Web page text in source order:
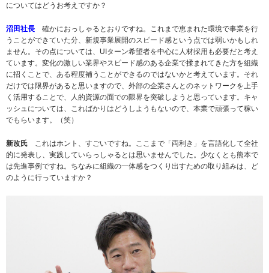
についてはどうお考えですか？
沼田社長 確かにおっしゃるとおりですね。これまで恵まれた環境で事業を行
うことができていた分、新規事業展開のスピード感という点では弱いかもしれ
ません。その点については、UIターン希望者を中心に人材採用も必要だと考え
ています。変化の激しい業界やスピード感のある企業で揉まれてきた方を組織
に招くことで、ある程度補うことができるのではないかと考えています。それ
だけでは限界があると思いますので、外部の企業さんとのネットワークを上手
く活用することで、人的資源の面での限界を突破しようと思っています。キャ
ッシュについては、こればかりはどうしようもないので、本業で頑張って稼い
でもらいます。（笑）
新改氏 これはホント、すごいですね。ここまで「両利き」を言語化して全社
的に発表し、実践していらっしゃるとは思いませんでした。少なくとも熊本で
は先進事例ですね。ちなみに組織の一体感をつくり出すための取り組みは、ど
のように行っていますか？